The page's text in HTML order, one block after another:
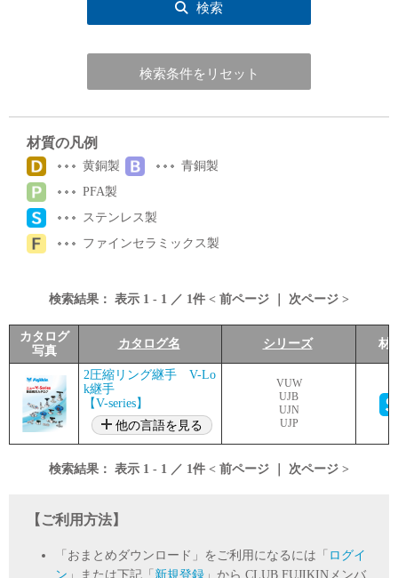
検索
検索条件をリセット
材質の凡例
黄銅製
青銅製
PFA製
ステンレス製
ファインセラミックス製
検索結果： 表示 1 - 1 ／ 1件 < 前ページ 次ページ >
カタログ
写真
カタログ名 シリーズ 材
2圧縮リング継手 V-Lo
k継手
【V-series】
他の言語を見る
VUW
UJB
UJN
UJP
検索結果： 表示 1 - 1 ／ 1件 < 前ページ 次ページ >
【ご利用方法】
「おまとめダウンロード」をご利用になるには「 ログイ
ン 」または下記「 新規登録 」から CLUB FUJIKINメンバ